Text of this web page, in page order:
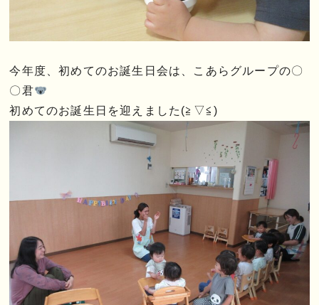
今年度、初めてのお誕生日会は、こあらグループの〇
〇君
初めてのお誕生日を迎えました(≧▽≦)